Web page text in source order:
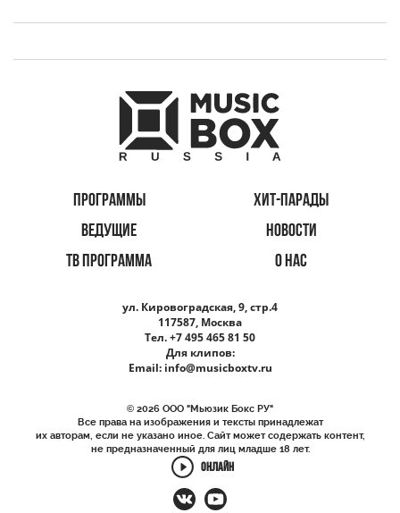
ПРОГРАММЫ
ХИТ-ПАРАДЫ
ВЕДУЩИЕ
НОВОСТИ
ТВ ПРОГРАММА
О НАС
ул. Кировоградская, 9, стр.4
117587, Москва
Тел. +7 495 465 81 50
Для клипов:
Email: info@musicboxtv.ru
© 2026 ООО "Мьюзик Бокс РУ"
Все права на изображения и тексты принадлежат
их авторам, если не указано иное. Сайт может содержать контент,
не предназначенный для лиц младше 18 лет.
ОНЛАЙН